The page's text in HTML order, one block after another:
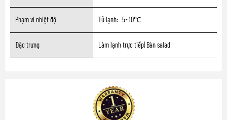
Phạm vi nhiệt độ Tủ lạnh: -5~10℃
Đặc trưng Làm lạnh trực tiếp| Bàn salad